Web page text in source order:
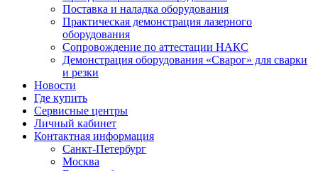
Поставка и наладка оборудования
Практическая демонстрация лазерного
оборудования
Сопровождение по аттестации НАКС
Демонстрация оборудования «Сварог» для сварки
и резки
Новости
Где купить
Сервисные центры
Личный кабинет
Контактная информация
Санкт-Петербург
Москва